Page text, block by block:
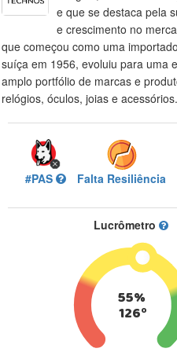
e que se destaca pela
e crescimento no
que começou como uma
suíça em 1956, evoluiu para uma
amplo portfólio de marcas e
relógios, óculos, joias e acessórios.
#PAS Falta Resiliência
Lucrômetro
55%
126º